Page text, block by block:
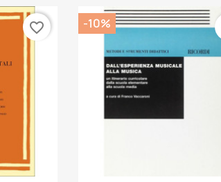
favorite_border -10%